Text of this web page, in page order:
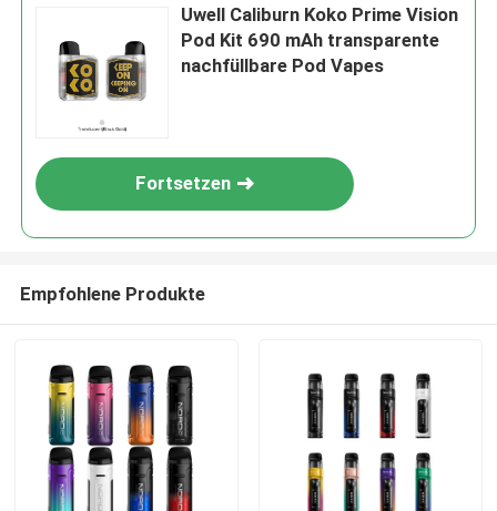
Uwell Caliburn Koko Prime Vision
Pod Kit 690 mAh transparente
nachfüllbare Pod Vapes
Fortsetzen
Empfohlene Produkte